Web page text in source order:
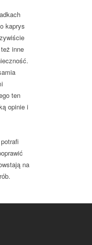
kaprys
inne
ten
opinie i
na